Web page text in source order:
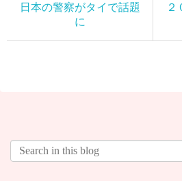
日本の警察がタイで話題
に
２